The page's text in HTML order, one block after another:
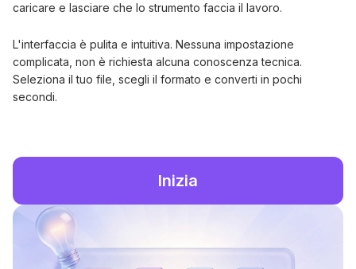
caricare e lasciare che lo strumento faccia il lavoro.
L'interfaccia è pulita e intuitiva. Nessuna impostazione
complicata, non è richiesta alcuna conoscenza tecnica.
Seleziona il tuo file, scegli il formato e converti in pochi
secondi.
Inizia